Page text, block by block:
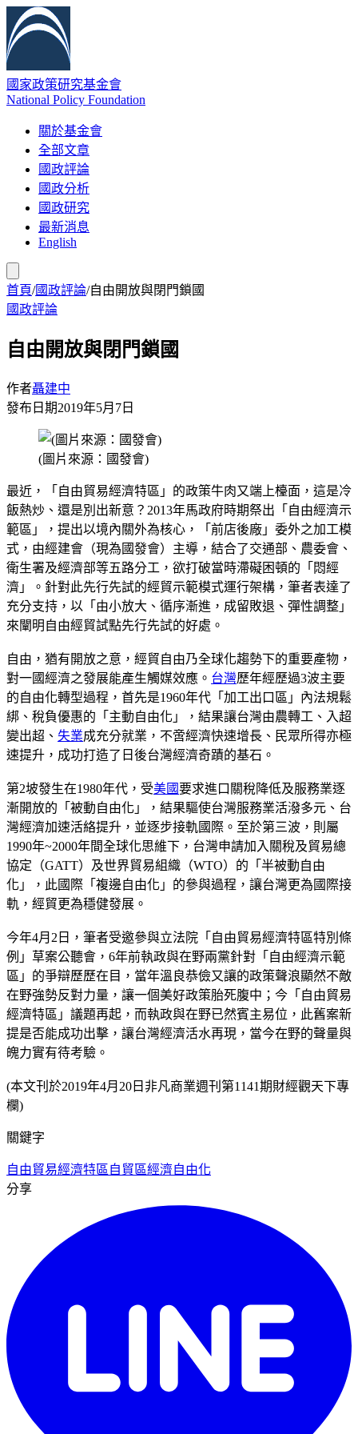
國家政策研究基金會
National Policy Foundation
關於基金會
全部文章
國政評論
國政分析
國政研究
最新消息
English
首頁/國政評論/自由開放與閉門鎖國
國政評論
自由開放與閉門鎖國
作者聶建中
發布日期2019年5月7日
(圖片來源：國發會)
最近，「自由貿易經濟特區」的政策牛肉又端上檯面，這是冷
飯熱炒、還是別出新意？2013年馬政府時期祭出「自由經濟示
範區」，提出以境內關外為核心，「前店後廠」委外之加工模
式，由經建會（現為國發會）主導，結合了交通部、農委會、
衛生署及經濟部等五路分工，欲打破當時滯礙困頓的「悶經
濟」。針對此先行先試的經貿示範模式運行架構，筆者表達了
充分支持，以「由小放大、循序漸進，成留敗退、彈性調整」
來闡明自由經貿試點先行先試的好處。
自由，猶有開放之意，經貿自由乃全球化趨勢下的重要產物，
對一國經濟之發展能產生觸媒效應。 台灣歷年經歷過3波主要
的自由化轉型過程，首先是1960年代「加工出口區」內法規鬆
綁、稅負優惠的「主動自由化」，結果讓台灣由農轉工、入超
變出超、 失業成充分就業，不啻經濟快速增長、民眾所得亦極
速提升，成功打造了日後台灣經濟奇蹟的基石。
第2坡發生在1980年代，受美國要求進口關稅降低及服務業逐
漸開放的「被動自由化」，結果驅使台灣服務業活潑多元、台
灣經濟加速活絡提升，並逐步接軌國際。至於第三波，則屬
1990年~2000年間全球化思維下，台灣申請加入關稅及貿易總
協定（GATT）及世界貿易組織（WTO）的「半被動自由
化」，此國際「複邊自由化」的參與過程，讓台灣更為國際接
軌，經貿更為穩健發展。
今年4月2日，筆者受邀參與立法院「自由貿易經濟特區特別條
例」草案公聽會，6年前執政與在野兩黨針對「自由經濟示範
區」的爭辯歷歷在目，當年溫良恭儉又讓的政策聲浪顯然不敵
在野強勢反對力量，讓一個美好政策胎死腹中；今「自由貿易
經濟特區」議題再起，而執政與在野已然賓主易位，此舊案新
提是否能成功出擊，讓台灣經濟活水再現，當今在野的聲量與
魄力實有待考驗。
(本文刊於2019年4月20日非凡商業週刊第1141期財經觀天下專
欄)
關鍵字
自由貿易經濟特區 自貿區經濟自由化
分享